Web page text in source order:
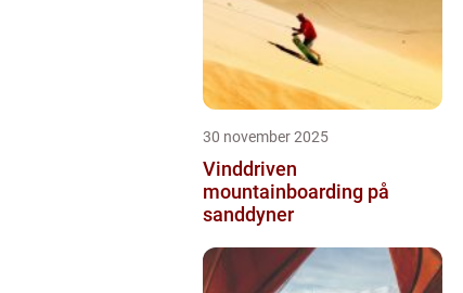
30 november 2025
Vinddriven
mountainboarding på
sanddyner